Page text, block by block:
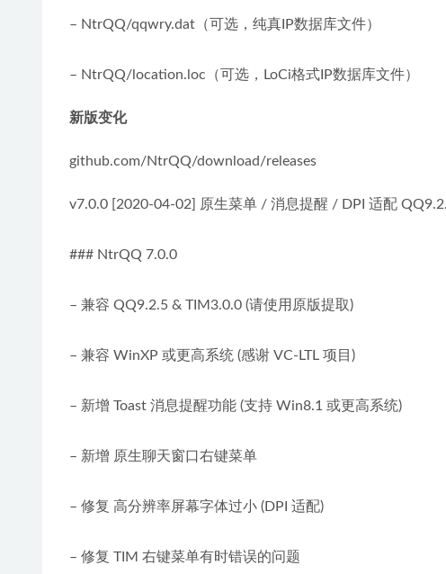
– NtrQQ/qqwry.dat（可选，纯真IP数据库文件）
– NtrQQ/location.loc（可选，LoCi格式IP数据库文件）
新版变化
github.com/NtrQQ/download/releases
v7.0.0 [2020-04-02] 原生菜单 / 消息提醒 / DPI 适配
### NtrQQ 7.0.0
– 兼容 QQ9.2.5 & TIM3.0.0 (请使用原版提取)
– 兼容 WinXP 或更高系统 (感谢 VC-LTL 项目)
– 新增 Toast 消息提醒功能 (支持 Win8.1 或更高系统)
– 新增 原生聊天窗口右键菜单
– 修复 高分辨率屏幕字体过小 (DPI 适配)
– 修复 TIM 右键菜单有时错误的问题